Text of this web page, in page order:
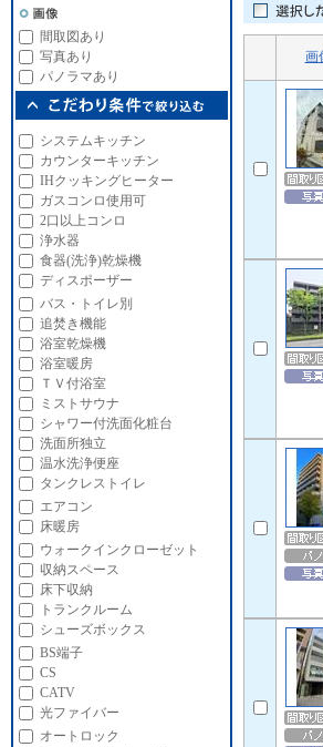
画
間取図あり
写真あり
パノラマあり
システムキッチン
カウンターキッチン
IHクッキングヒーター
ガスコンロ使用可
2口以上コンロ
浄水器
食器(洗浄)乾燥機
ディスポーザー
バス・トイレ別
追焚き機能
浴室乾燥機
浴室暖房
ＴＶ付浴室
ミストサウナ
シャワー付洗面化粧台
洗面所独立
温水洗浄便座
タンクレストイレ
エアコン
床暖房
ウォークインクローゼット
収納スペース
床下収納
トランクルーム
シューズボックス
BS端子
CS
CATV
光ファイバー
オートロック